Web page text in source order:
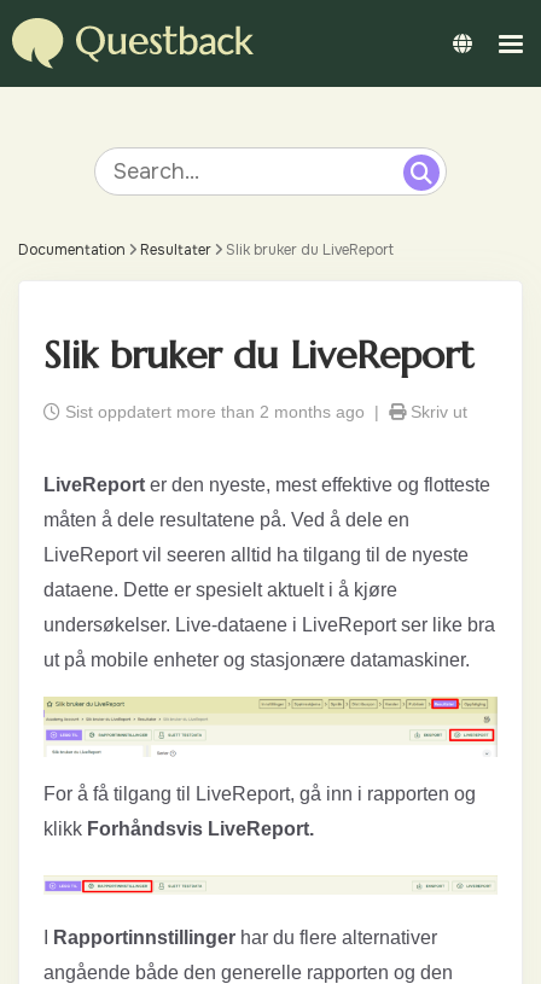
Documentation Resultater Slik bruker du LiveReport
Slik bruker du LiveReport
Sist oppdatert more than 2 months ago | Skriv ut
LiveReport er den nyeste, mest effektive og flotteste
måten å dele resultatene på. Ved å dele en
LiveReport vil seeren alltid ha tilgang til de nyeste
dataene. Dette er spesielt aktuelt i å kjøre
undersøkelser. Live-dataene i LiveReport ser like bra
ut på mobile enheter og stasjonære datamaskiner.
For å få tilgang til LiveReport, gå inn i rapporten og
klikk Forhåndsvis LiveReport.
Rapportinnstillinger har du flere alternativer
angående både den generelle rapporten og den